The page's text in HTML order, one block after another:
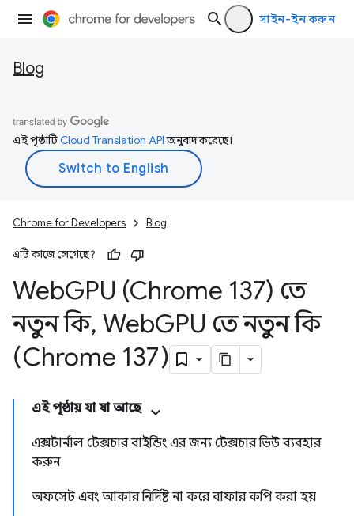
সাইন-ইন করুন
Blog
এই পৃষ্ঠাটিCloud Translation APIঅনুবাদ করেছে।
Chrome for Developers Blog
এটি কাজে লেগেছে?
WebGPU (Chrome 137) তে
নতুন কি, WebGPU তে নতুন কি
(Chrome 137)
এই পৃষ্ঠায় যা যা আছে
এক্সটার্নাল টেক্সচার বাইন্ডিং এর জন্য টেক্সচার ভিউ ব্যবহার
করুন
অফসেট এবং আকার নির্দিষ্ট না করে বাফার কপি করা হয়